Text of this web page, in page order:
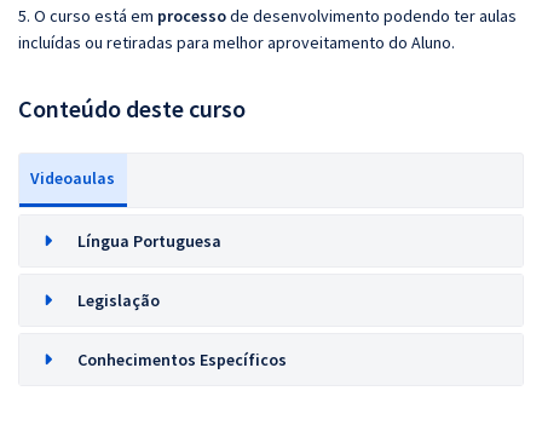
5. O curso está em processode desenvolvimento podendo ter aulas
incluídas ou retiradas para melhor aproveitamento do Aluno.
Conteúdo deste curso
Videoaulas
Língua Portuguesa
Legislação
Conhecimentos Específicos